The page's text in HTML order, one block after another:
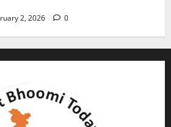
2, 2026 0